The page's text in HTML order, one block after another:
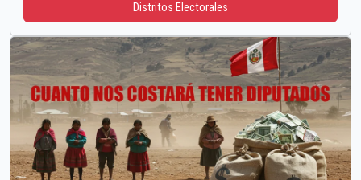
Distritos Electorales